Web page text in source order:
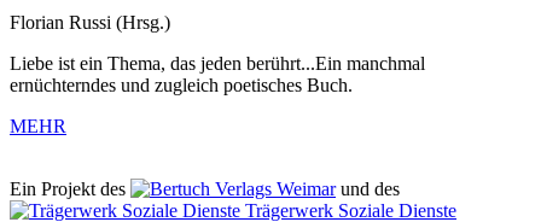
Florian Russi (Hrsg.)
Liebe ist ein Thema, das jeden berührt...Ein manchmal
ernüchterndes und zugleich poetisches Buch.
MEHR
Ein Projekt des Verlags Weimarund des
Trägerwerk Soziale Dienste